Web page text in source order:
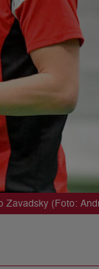
Zavadsky (Foto: